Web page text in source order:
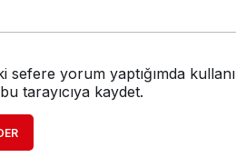
sefere yorum yaptığımda
tarayıcıya kaydet.